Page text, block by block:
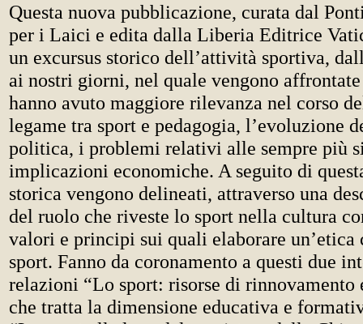
Questa nuova pubblicazione, curata dal
per i Laici e edita dalla Liberia Editrice
un excursus storico dell’attività sportiva,
ai nostri giorni, nel quale vengono
hanno avuto maggiore rilevanza nel corso
legame tra sport e pedagogia, l’evoluzione
politica, i problemi relativi alle sempre più
implicazioni economiche. A seguito di
storica vengono delineati, attraverso una
del ruolo che riveste lo sport nella cultura
valori e principi sui quali elaborare un’etica
sport. Fanno da coronamento a questi due
relazioni “Lo sport: risorse di rinnovamento
che tratta la dimensione educativa e